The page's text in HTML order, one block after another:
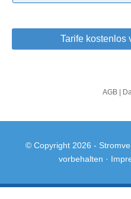
© Copyright 2026 -
vorbehalten ·